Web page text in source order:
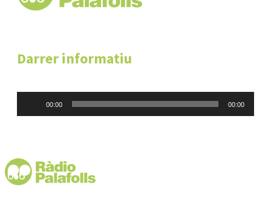
Darrer informatiu
00:00 00:00